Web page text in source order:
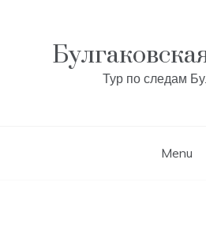
Тур по следам
Menu